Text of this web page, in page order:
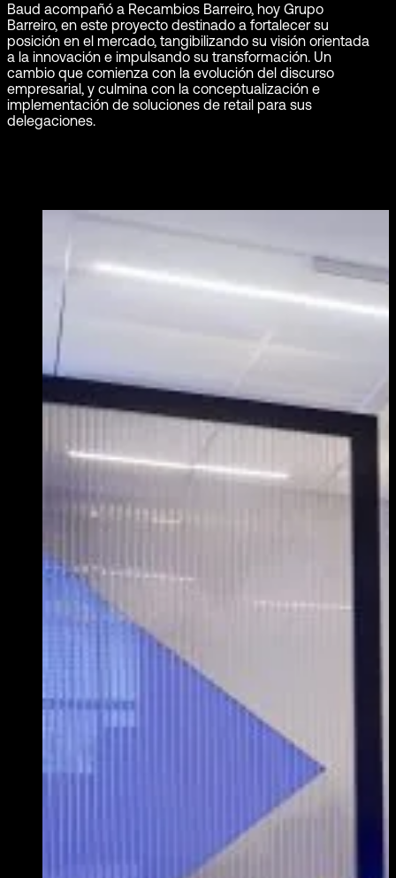
Baud acompañó a Recambios Barreiro, hoy Grupo
Barreiro, en este proyecto destinado a fortalecer su
posición en el mercado, tangibilizando su visión orientada
a la innovación e impulsando su transformación. Un
cambio que comienza con la evolución del discurso
empresarial, y culmina con la conceptualización e
implementación de soluciones de retail para sus
delegaciones.